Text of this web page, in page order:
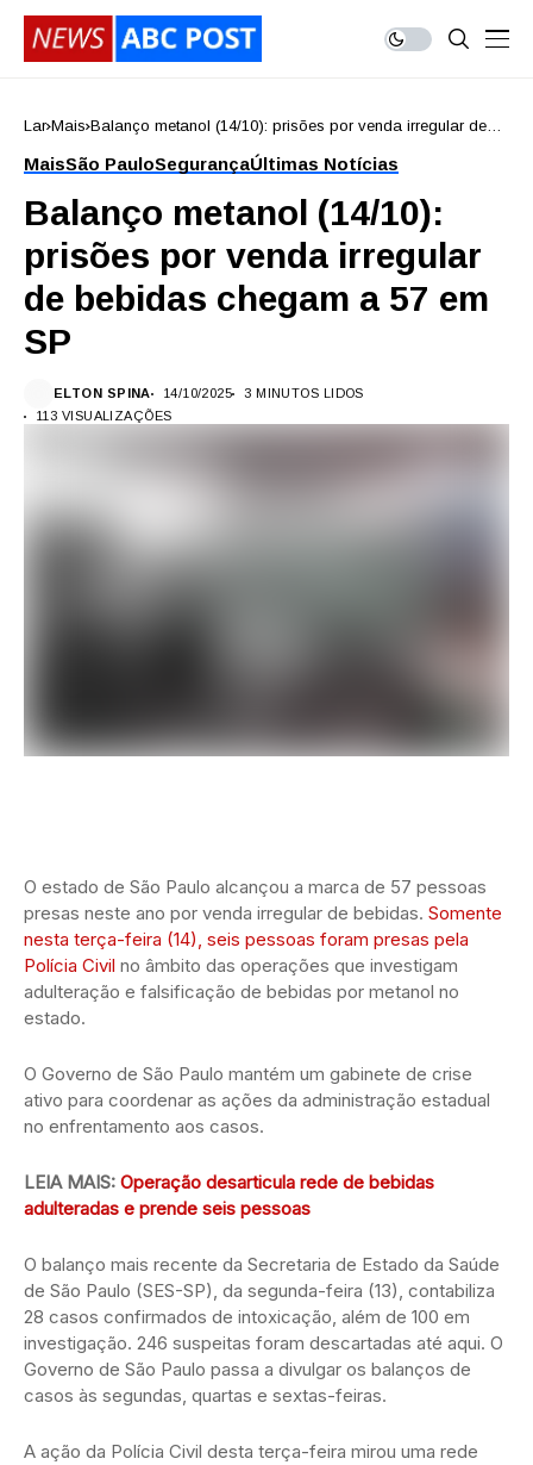
Lar Mais Balanço metanol (14/10): prisões por venda irregular de
MaisSão PauloSegurançaÚltimas Notícias
Balanço metanol (14/10):
prisões por venda irregular
de bebidas chegam a 57 em
SP
ELTON SPINA 14/10/2025
3 MINUTOS LIDOS
113 VISUALIZAÇÕES
O estado de São Paulo alcançou a marca de 57 pessoas
presas neste ano por venda irregular de bebidas. Somente
nesta terça-feira (14), seis pessoas foram presas pela
Polícia Civil no âmbito das operações que investigam
adulteração e falsificação de bebidas por metanol no
estado.
O Governo de São Paulo mantém um gabinete de crise
ativo para coordenar as ações da administração estadual
no enfrentamento aos casos.
LEIA MAIS: Operação desarticula rede de bebidas
adulteradas e prende seis pessoas
O balanço mais recente da Secretaria de Estado da Saúde
de São Paulo (SES-SP), da segunda-feira (13), contabiliza
28 casos confirmados de intoxicação, além de 100 em
investigação. 246 suspeitas foram descartadas até aqui. O
Governo de São Paulo passa a divulgar os balanços de
casos às segundas, quartas e sextas-feiras.
A ação da Polícia Civil desta terça-feira mirou uma rede